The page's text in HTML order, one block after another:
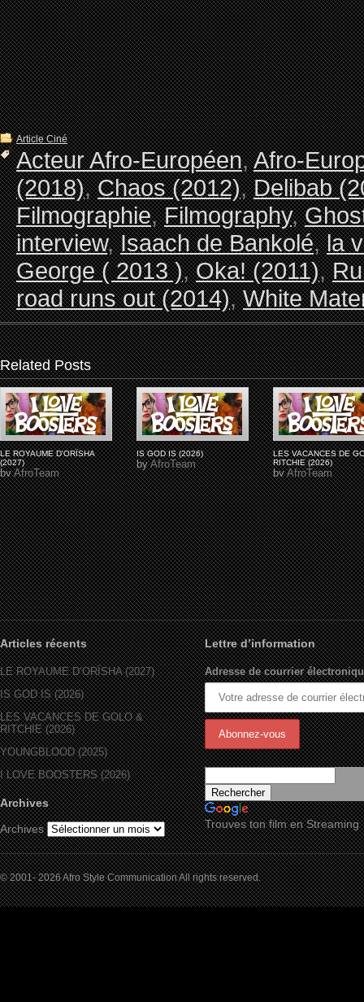
Article Ciné
Acteur Afro-Européen,Afro-
(2018),Chaos (2012),Delibab
Filmographie,Filmography,
interview,Isaach de Bankolé,la
George ( 2013 ),Oka! (2011),
road runs out (2014),White
Related Posts
LE ROYAUME D'ORÏSHA
(2027)
byAfroTeam
IS GOD IS (2026)
byAfroTeam
LES VACANCES DE
RITCHIE (2026)
byAfroTeam
Articles récents
LE ROYAUME D’ORÏSHA (2027)
IS GOD IS (2026)
LES VACANCES DE GOLO &
RITCHIE (2026)
YOUNGBLOOD (2025)
I LOVE BOOSTERS (2026)
Archives
Archives
Lettre d’information
Adresse de courrier
Trouves ton film en Streaming
© 2001- 2026 Afro Style Communication All rights reserved.